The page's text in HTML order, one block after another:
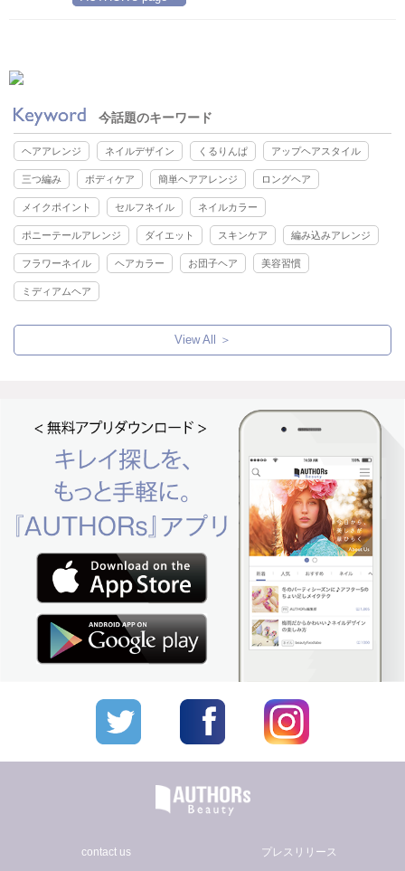
今話題のキーワード
ヘアアレンジ ネイルデザイン くるりんぱ アップヘアスタイル
三つ編み ボディケア 簡単ヘアアレンジ ロングヘア
メイクポイント セルフネイル ネイルカラー
ポニーテールアレンジ ダイエット スキンケア 編み込みアレンジ
フラワーネイル ヘアカラー お団子ヘア 美容習慣
ミディアムヘア
View All ＞
contact us プレスリリース